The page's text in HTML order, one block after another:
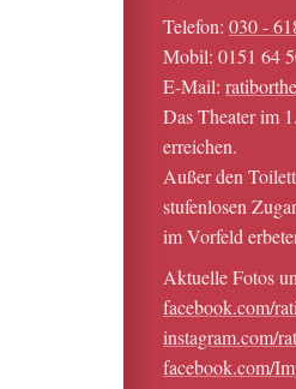
Telefon: 030 -
Mobil: 0151 64
E-Mail:
Das Theater im
erreichen.
Außer den
stufenlosen
im Vorfeld
Aktuelle Fotos
facebook.com/
instagram.com/
facebook.com/